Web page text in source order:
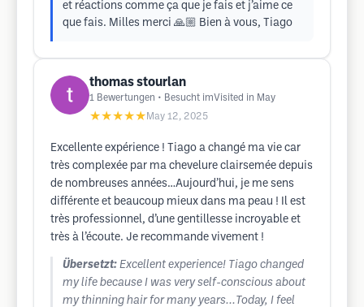
et réactions comme ça que je fais et j’aime ce
que fais. Milles merci 🙏🏼 Bien à vous, Tiago
thomas stourlan
1 Bewertungen • Besucht imVisited in May
★★★★★ May 12, 2025
Excellente expérience ! Tiago a changé ma vie car
très complexée par ma chevelure clairsemée depuis
de nombreuses années…Aujourd’hui, je me sens
différente et beaucoup mieux dans ma peau ! Il est
très professionnel, d’une gentillesse incroyable et
très à l’écoute. Je recommande vivement !
Übersetzt: Excellent experience! Tiago changed
my life because I was very self-conscious about
my thinning hair for many years...Today, I feel